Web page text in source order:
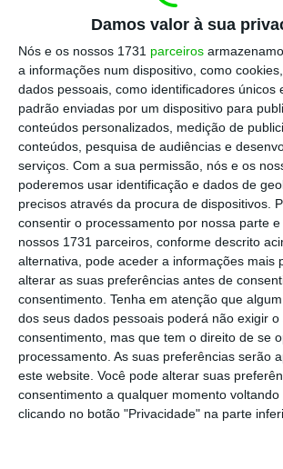
Damos valor à sua
Nós e os nossos 1731 parceiros
a informações num dispositivo, como
dados pessoais, como identificadores únicos
padrão enviadas por um dispositivo para
conteúdos personalizados, medição de
conteúdos, pesquisa de audiências e
serviços. Com a sua permissão, nós e os
poderemos usar identificação e dados de
precisos através da procura de dispositivos.
consentir o processamento por nossa parte
nossos 1731 parceiros, conforme descrito
alternativa, pode aceder a informações mais
alterar as suas preferências antes de
consentimento. Tenha em atenção que
dos seus dados pessoais poderá não exigir o
consentimento, mas que tem o direito de se
processamento. As suas preferências serão
este website. Você pode alterar suas
consentimento a qualquer momento voltando
clicando no botão "Privacidade" na parte
Quanto à taxa de mortalidade
está em 21 óbitos por milhão de
sete dias, verificando-se um recuo
aovalor registado na semana
17 e 23 de maio).
A maioria dos infetados continua
em casa, tendo-se verificado um
número de pessoas
19. Na segunda-feira, 30 de maio,
pessoas internadas,
isto é, mais
segunda-feira anterior (a 23 de
total,107 pessoas estavam
unidades de cuidados intensivos
oito face à segunda-feira